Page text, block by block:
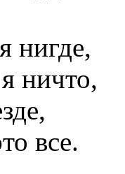
нигде,
ничто,
все.